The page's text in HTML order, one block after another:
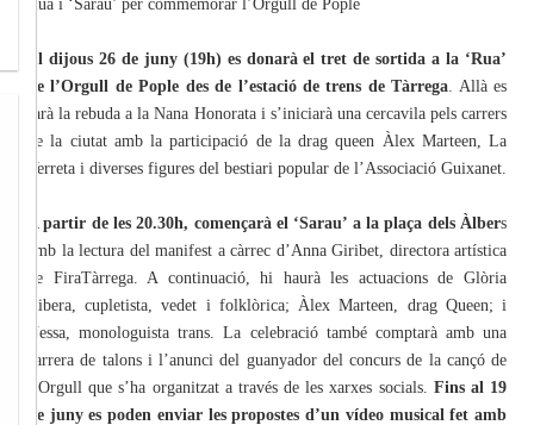
Rua i ‘Sarau’ per commemorar l’Orgull de Pople
El dijous 26 de juny (19h) es donarà el tret de sortida a la ‘Rua’
de l’Orgull de Pople des de l’estació de trens de Tàrrega . Allà es
farà la rebuda a la Nana Honorata i s’iniciarà una cercavila pels carrers
de la ciutat amb la participació de la drag queen Àlex Marteen, La
Verreta i diverses figures del bestiari popular de l’Associació Guixanet.
A partir de les 20.30h, començarà el ‘Sarau’ a la plaça dels Àlbers
amb la lectura del manifest a càrrec d’Anna Giribet, directora artística
de FiraTàrrega. A continuació, hi haurà les actuacions de Glòria
Ribera, cupletista, vedet i folklòrica; Àlex Marteen, drag Queen; i
Nessa, monologuista trans. La celebració també comptarà amb una
carrera de talons i l’anunci del guanyador del concurs de la cançó de
l’Orgull que s’ha organitzat a través de les xarxes socials. Fins al 19
de juny es poden enviar les propostes d’un vídeo musical fet amb